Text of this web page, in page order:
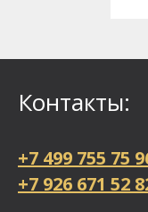
Контакты:
+7 499 755 75
+7 926 671 52